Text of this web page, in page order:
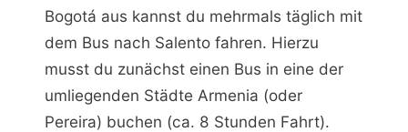
Bogotá aus kannst du mehrmals täglich mit
dem Bus nach Salento fahren. Hierzu
musst du zunächst einen Bus in eine der
umliegenden Städte Armenia (oder
Pereira) buchen (ca. 8 Stunden Fahrt).